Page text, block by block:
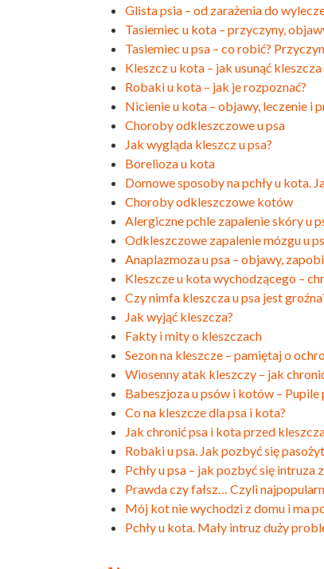
Glista psia – od zarażenia do
Tasiemiec u kota – przyczyny,
Tasiemiec u psa – co robić?
Kleszcz u kota – jak usunąć
Robaki u kota – jak je rozpoznać?
Nicienie u kota – objawy, leczenie i
Choroby odkleszczowe u psa
Jak wygląda kleszcz u psa?
Borelioza u kota
Domowe sposoby na pchły u kota.
Choroby odkleszczowe kotów
Alergiczne pchle zapalenie skóry u
Odkleszczowe zapalenie mózgu u
Anaplazmoza u psa – objawy,
Kleszcze u kota wychodzącego –
Czy nimfa kleszcza u psa jest
Jak wyjąć kleszcza?
Fakty i mity o kleszczach
Sezon na kleszcze – pamiętaj o
Wiosenny atak kleszczy – jak
Babeszjoza u psów i kotów – Pupile
Co na kleszcze dla psa i kota?
Jak chronić psa i kota przed
Robaki u psa. Jak pozbyć się
Pchły u psa – jak pozbyć się intruza
Prawda czy fałsz… Czyli
Mój kot nie wychodzi z domu i ma
Pchły u kota. Mały intruz duży